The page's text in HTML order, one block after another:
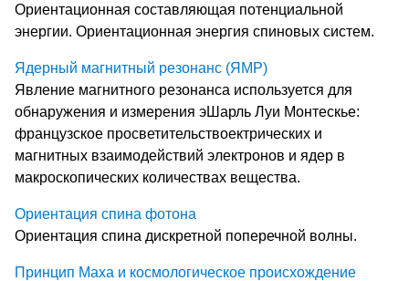
Ориентационная составляющая потенциальной
энергии. Ориентационная энергия спиновых систем.
Ядерный магнитный резонанс (ЯМР)
Явление магнитного резонанса используется для
обнаружения и измерения эШарль Луи Монтескье:
французское просветительствоектрических и
магнитных взаимодействий электронов и ядер в
макроскопических количествах вещества.
Ориентация спина фотона
Ориентация спина дискретной поперечной волны.
Принцип Маха и космологическое происхождение